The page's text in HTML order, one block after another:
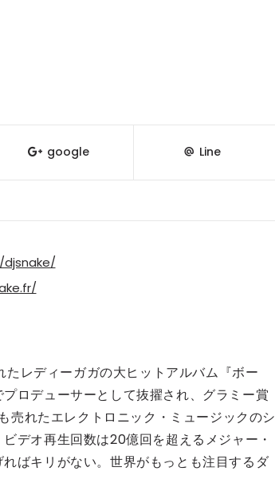
google Line
djsnake/
レディーガガの大ヒットアルバム『ボー
ロデューサーとして抜擢され、グラミー賞
売れたエレクトロニック・ミュージックのシ
デオ再生回数は20億回を超えるメジャー・
ばキリがない。世界がもっとも注目するダ